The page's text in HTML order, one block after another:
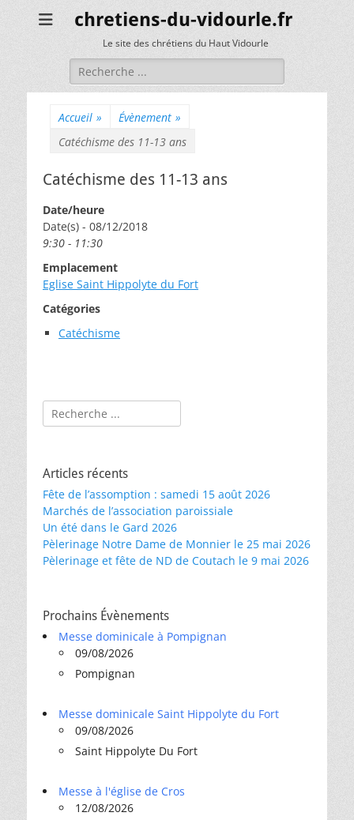
chretiens-du-vidourle.fr
Le site des chrétiens du Haut Vidourle
Rechercher :
Accueil » Évènement »
Catéchisme des 11-13 ans
Catéchisme des 11-13 ans
Date/heure
Date(s) - 08/12/2018
9:30 - 11:30
Emplacement
Eglise Saint Hippolyte du Fort
Catégories
Catéchisme
Rechercher :
Articles récents
Fête de l’assomption : samedi 15 août 2026
Marchés de l’association paroissiale
Un été dans le Gard 2026
Pèlerinage Notre Dame de Monnier le 25 mai 2026
Pèlerinage et fête de ND de Coutach le 9 mai 2026
Prochains Évènements
Messe dominicale à Pompignan
09/08/2026
Pompignan
Messe dominicale Saint Hippolyte du Fort
09/08/2026
Saint Hippolyte Du Fort
Messe à l'église de Cros
12/08/2026